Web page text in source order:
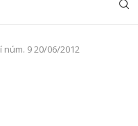
núm. 9 20/06/2012